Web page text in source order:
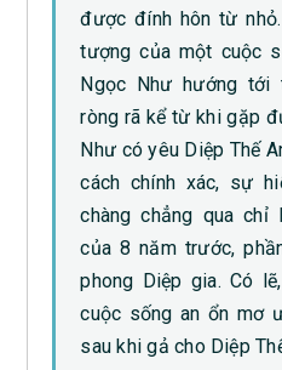
được đính hôn từ
tượng của một cuộc
Ngọc Như hướng tới
ròng rã kể từ khi gặp
Như có yêu Diệp Thế
cách chính xác, sự
chàng chẳng qua chỉ
của 8 năm trước,
phong Diệp gia. Có
cuộc sống an ổn mơ
sau khi gả cho Diệp